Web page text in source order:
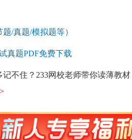
/真题/模拟题等）
真题PDF免费下载
不住？233网校老师带你读薄教